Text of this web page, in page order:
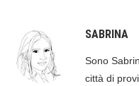
SABRINA
Sono
città di